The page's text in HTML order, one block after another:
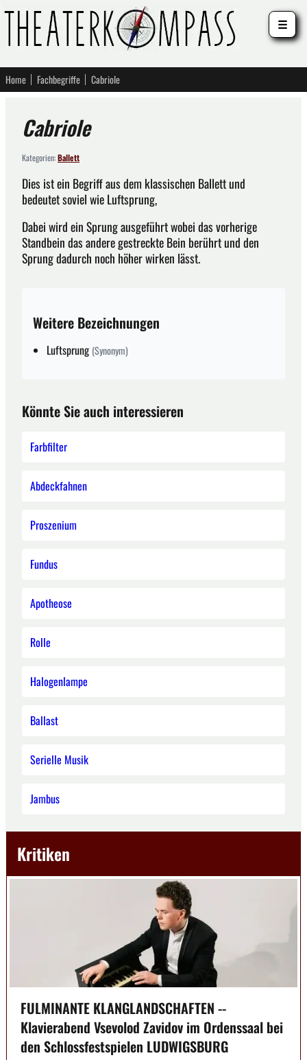
Home Fachbegriffe Cabriole
Cabriole
Kategorien:Ballett
Dies ist ein Begriff aus dem klassischen Ballett und
bedeutet soviel wie Luftsprung,
Dabei wird ein Sprung ausgeführt wobei das vorherige
Standbein das andere gestreckte Bein berührt und den
Sprung dadurch noch höher wirken lässt.
Weitere Bezeichnungen
Luftsprung (Synonym)
Könnte Sie auch interessieren
Farbfilter
Abdeckfahnen
Proszenium
Fundus
Apotheose
Rolle
Halogenlampe
Ballast
Serielle Musik
Jambus
Kritiken
FULMINANTE KLANGLANDSCHAFTEN --
Klavierabend Vsevolod Zavidov im Ordenssaal bei
den Schlossfestspielen LUDWIGSBURG
☰